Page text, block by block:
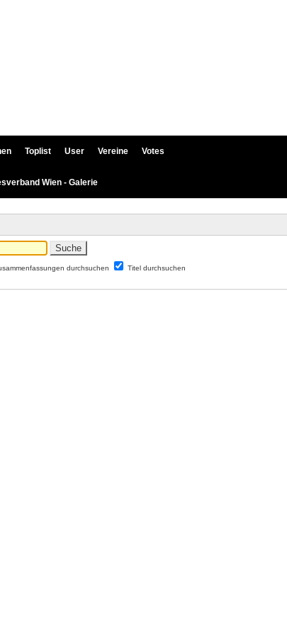
Toplist User Vereine Votes
Wien - Galerie
durchsuchen
Titel durchsuchen